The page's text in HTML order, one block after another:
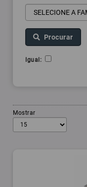
Procurar
Igual:
Mostrar